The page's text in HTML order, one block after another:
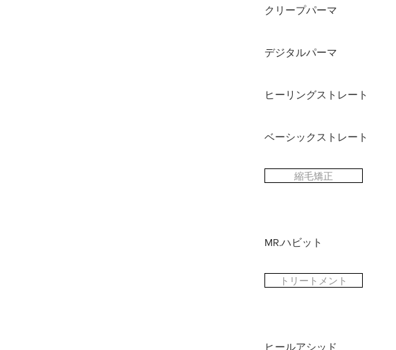
クリープパーマ
デジタルパーマ
ヒーリングストレート
ベーシックストレート
縮毛矯正
MR.ハビット
トリートメント
ヒールアシッド